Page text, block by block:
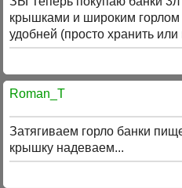
крышками и широким горлом
удобней (просто хранить или
Roman_T
Затягиваем горло банки
крышку надеваем...